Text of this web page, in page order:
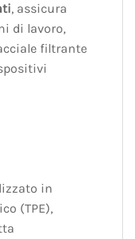
, assicura
di lavoro,
filtrante
in
(TPE),